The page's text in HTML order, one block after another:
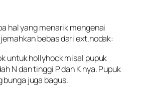
hal yang menarik mengenai
bebas dari ext.nodak:
untuk hollyhock misal pupuk
N dan tinggi P dan K nya. Pupuk
juga bagus.